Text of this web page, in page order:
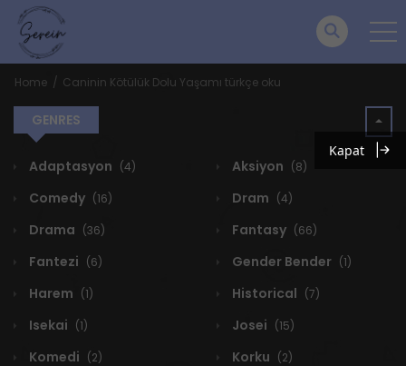
Home Caninin Kötülük Dolu Yaşamı türkçe oku
GENRES
Adaptasyon (4) Aksiyon (8)
Comedy (16) Dram (4)
Drama (36) Fantasy (66)
Fantezi (6) Gender Bender (1)
Harem (1) Historical (7)
Isekai (1) Josei (15)
Komedi (2) Korku (2)
Kapat